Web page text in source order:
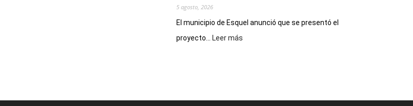
5 agosto, 2026
El municipio de Esquel anunció que se presentó el
proyecto...
Leer más
del